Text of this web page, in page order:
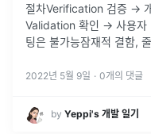
절차Verification 검증 →
Validation 확인 → 사용자
팅은 불가능잠재적 결함,
2022년 5월 9일 · 0개의 댓글
by Yeppi's 개발 일기